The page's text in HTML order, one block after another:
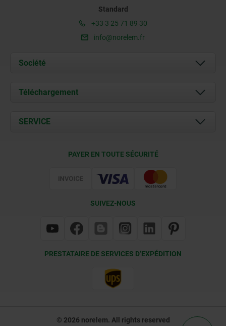
Standard
+33 3 25 71 89 30
info@norelem.fr
Société
À propos de nous
Contact
Téléchargement
Documents
SERVICE
PAYER EN TOUTE SÉCURITÉ
SUIVEZ-NOUS
PRESTATAIRE DE SERVICES D’EXPÉDITION
© 2026 norelem. All rights reserved